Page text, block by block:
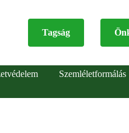
Top
Tagság
Szemléletformálás